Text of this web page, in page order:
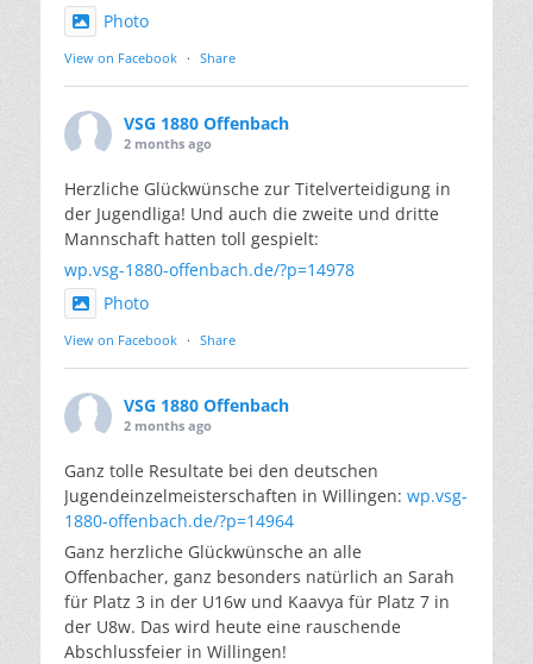
Photo
View on Facebook · Share
VSG 1880 Offenbach
2 months ago
Herzliche Glückwünsche zur Titelverteidigung in
der Jugendliga! Und auch die zweite und dritte
Mannschaft hatten toll gespielt:
wp.vsg-1880-offenbach.de/?p=14978
Photo
View on Facebook · Share
VSG 1880 Offenbach
2 months ago
Ganz tolle Resultate bei den deutschen
Jugendeinzelmeisterschaften in Willingen: wp.vsg-
1880-offenbach.de/?p=14964
Ganz herzliche Glückwünsche an alle
Offenbacher, ganz besonders natürlich an Sarah
für Platz 3 in der U16w und Kaavya für Platz 7 in
der U8w. Das wird heute eine rauschende
Abschlussfeier in Willingen!